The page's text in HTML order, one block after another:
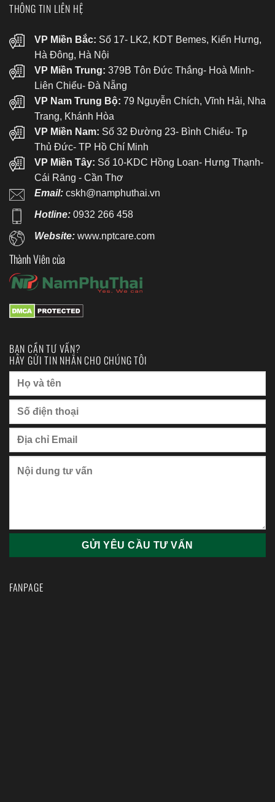
THÔNG TIN LIÊN HỆ
VP Miền Bắc: Số 17- LK2, KDT Bemes, Kiến Hưng,
Hà Đông, Hà Nội
VP Miền Trung: 379B Tôn Đức Thắng- Hoà Minh-
Liên Chiểu- Đà Nẵng
VP Nam Trung Bộ: 79 Nguyễn Chích, Vĩnh Hải, Nha
Trang, Khánh Hòa
VP Miền Nam: Số 32 Đường 23- Bình Chiểu- Tp
Thủ Đức- TP Hồ Chí Minh
VP Miền Tây: Số 10-KDC Hồng Loan- Hưng Thạnh-
Cái Răng - Cần Thơ
Email: cskh@namphuthai.vn
Hotline: 0932 266 458
Website:www.nptcare.com
Thành Viên của
BẠN CẦN TƯ VẤN?
HÃY GỬI TIN NHẮN CHO CHÚNG TÔI
FANPAGE